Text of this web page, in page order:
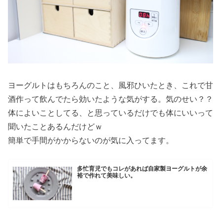
ヨーグルトはもちろんのこと、風邪ひいたとき、これで甘
酒作って飲んでたら効いたような気がする。気のせい？？
体によいことしてる、と思っているだけでも体にいいって
聞いたことあるんだけどｗ
簡単で手間がかからないのが気に入ってます。
多忙育児でもコレがあれば自家製ヨーグルトが余
裕で作れて美味しい。